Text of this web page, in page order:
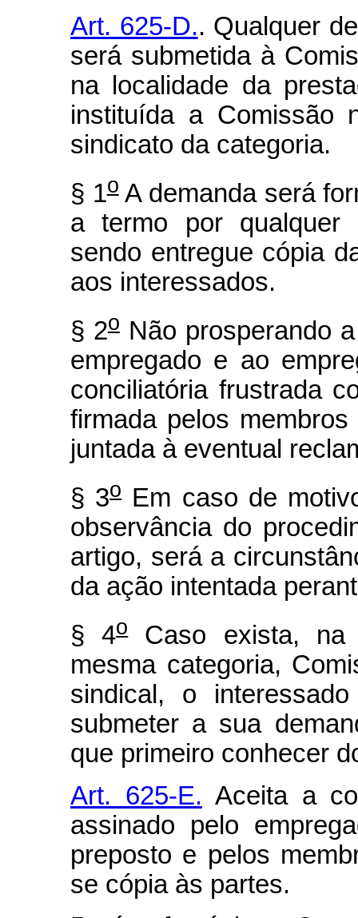
Art. 625-D.. Qualquer
será submetida à
na localidade da
instituída a Comissão
sindicato da categoria.
§ 1oA demanda será
a termo por qualquer
sendo entregue cópia
aos interessados.
§ 2oNão prosperando
empregado e ao
conciliatória frustrada
firmada pelos
juntada à eventual
§ 3oEm caso de
observância do
artigo, será a
da ação intentada
§ 4oCaso exista, na
mesma categoria,
sindical, o
submeter a sua
que primeiro conhecer
Art. 625-E. Aceita a
assinado pelo
preposto e pelos
se cópia às partes.